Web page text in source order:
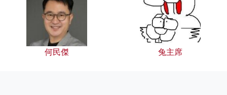
何民傑 兔主席